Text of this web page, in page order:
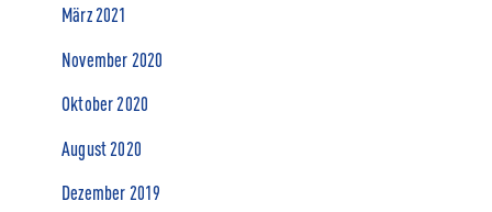
März 2021
November 2020
Oktober 2020
August 2020
Dezember 2019